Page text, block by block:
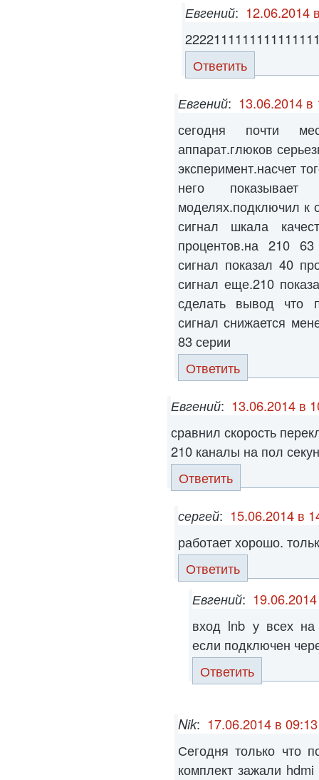
Евгений: 12.06.2014
Ответить
Евгений: 13.06.2014 в
сегодня почти
аппарат.глюков
эксперимент.насчет
него
моделях.подключил к
сигнал шкала
процентов.на 210
сигнал показал 40
сигнал еще.210
сделать вывод что
сигнал снижается
83 серии
Ответить
Евгений: 13.06.2014 в
сравнил скорость
210 каналы на пол
Ответить
сергей: 15.06.2014 в
работает хорошо.
Ответить
Евгений:
вход lnb у всех на
если подключен
Ответить
Nik: 17.06.2014 в 09:13
Сегодня только что
комплект зажали